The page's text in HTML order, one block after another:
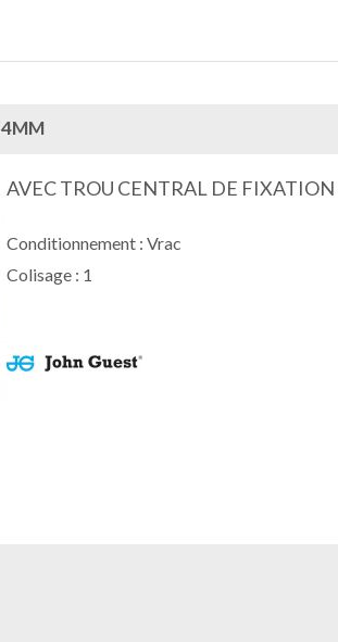
4MM
AVEC TROU CENTRAL DE FIXATION
Conditionnement : Vrac
Colisage : 1